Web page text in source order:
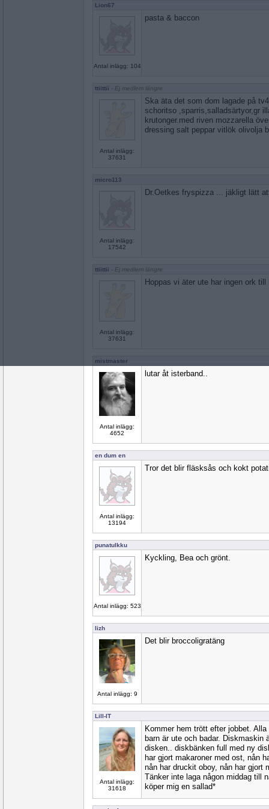
Lion67
Antal inlägg: 104
pasta & baccon
ttiittii - Ej medlem längre
Antal inlägg:
37631
Ska äta det som dom lagade på
schoritso ,sparris,salladsärtyor,gr
krutonger.med riven mozzarella
dressing salt peppar vitlök olivolja
micro113
Antal inlägg:
17542
Dr.Oetkes fryspizza ... jäkligt lätt
ttiittii - Ej medlem längre
Antal inlägg:
37631
Hoppas vi äter ute har ingen ork till
mistmaster
Antal inlägg:
4652
lutar åt isterband..
en dum en
Antal inlägg:
13194
Tror det blir fläsksås och kokt
punatulkku
Antal inlägg: 523
Kyckling, Bea och grönt.
lizh
Antal inlägg: 9
Det blir broccoligratäng
Lill-IT
Antal inlägg:
31618
Kommer hem trött efter jobbet.
barn är ute och badar. Diskmaskin
disken.. diskbänken full med ny
har gjort makaroner med ost, nån
nån har druckit oboy, nån har gjort
Tänker inte laga någon middag till
köper mig en sallad*